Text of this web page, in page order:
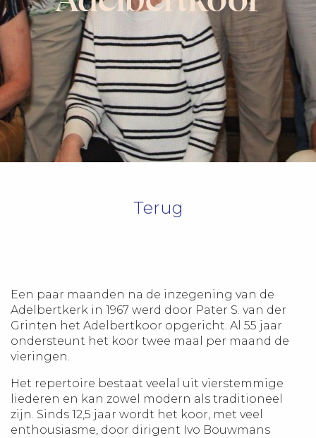
Terug
Een paar maanden na de inzegening van de
Adelbertkerk in 1967 werd door Pater S. van der
Grinten het Adelbertkoor opgericht. Al 55 jaar
ondersteunt het koor twee maal per maand de
vieringen.
Het repertoire bestaat veelal uit vierstemmige
liederen en kan zowel modern als traditioneel
zijn. Sinds 12,5 jaar wordt het koor, met veel
enthousiasme, door dirigent Ivo Bouwmans